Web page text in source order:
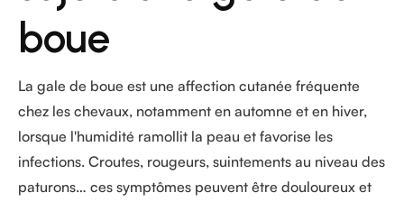
boue
La gale de boue est une affection cutanée fréquente
chez les chevaux, notamment en automne et en hiver,
lorsque l'humidité ramollit la peau et favorise les
infections. Croutes, rougeurs, suintements au niveau des
paturons… ces symptômes peuvent être douloureux et